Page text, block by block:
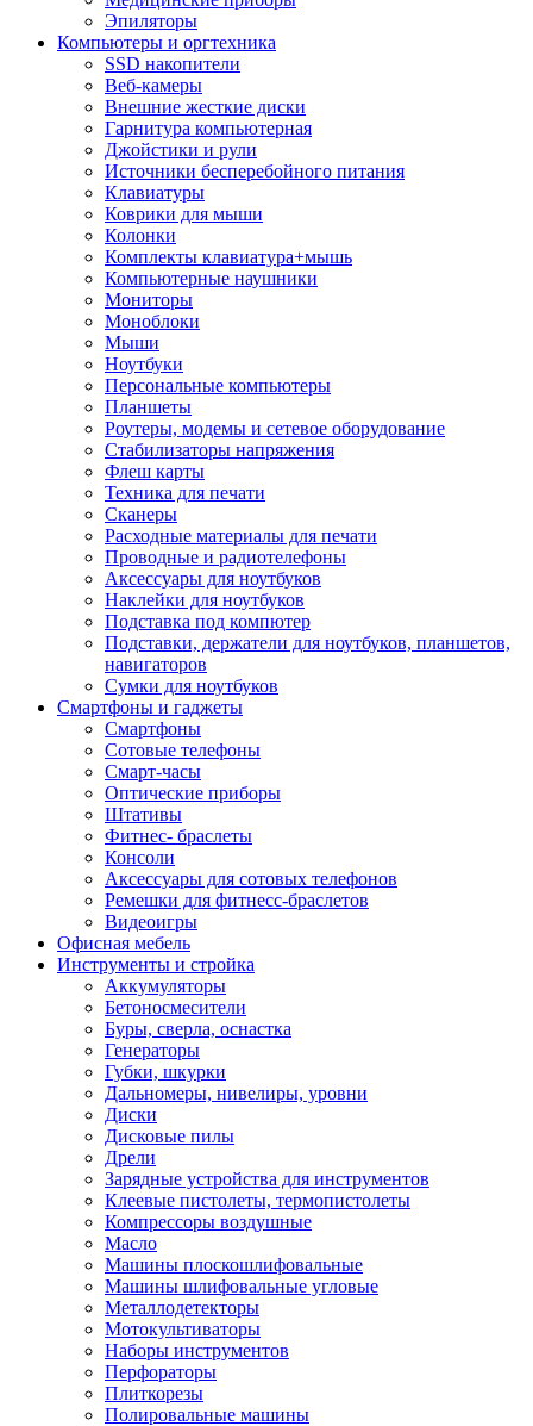
Эпиляторы
Компьютеры и оргтехника
SSD накопители
Веб-камеры
Внешние жесткие диски
Гарнитура компьютерная
Джойстики и рули
Источники бесперебойного питания
Клавиатуры
Коврики для мыши
Колонки
Комплекты клавиатура+мышь
Компьютерные наушники
Мониторы
Моноблоки
Мыши
Ноутбуки
Персональные компьютеры
Планшеты
Роутеры, модемы и сетевое оборудование
Стабилизаторы напряжения
Флеш карты
Техника для печати
Сканеры
Расходные материалы для печати
Проводные и радиотелефоны
Аксессуары для ноутбуков
Наклейки для ноутбуков
Подставка под компютер
Подставки, держатели для ноутбуков, планшетов,
навигаторов
Сумки для ноутбуков
Смартфоны и гаджеты
Смартфоны
Сотовые телефоны
Смарт-часы
Оптические приборы
Штативы
Фитнес- браслеты
Консоли
Аксессуары для сотовых телефонов
Ремешки для фитнесс-браслетов
Видеоигры
Офисная мебель
Инструменты и стройка
Аккумуляторы
Бетоносмесители
Буры, сверла, оснастка
Генераторы
Губки, шкурки
Дальномеры, нивелиры, уровни
Диски
Дисковые пилы
Дрели
Зарядные устройства для инструментов
Клеевые пистолеты, термопистолеты
Компрессоры воздушные
Масло
Машины плоскошлифовальные
Машины шлифовальные угловые
Металлодетекторы
Мотокультиваторы
Наборы инструментов
Перфораторы
Плиткорезы
Полировальные машины